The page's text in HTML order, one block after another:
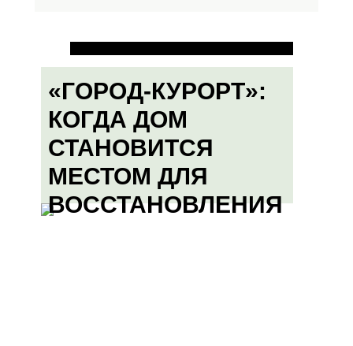
«ГОРОД-КУРОРТ»:
КОГДА ДОМ
СТАНОВИТСЯ
МЕСТОМ ДЛЯ
ВОССТАНОВЛЕНИЯ